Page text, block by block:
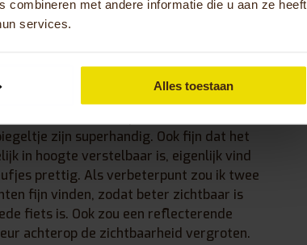
met andere informatie die u aan ze heeft
services.
Alles toestaan
over de fiets! De vering werkt goed,
zijn superhandig. Ook fijn dat het
in hoogte verstelbaar is, eigenlijk vind
prettig. Als verbeterpunt zou ik twee
fijn vinden, zodat beter zichtbaar is
fiets is. Ook zou een reflecterende
achterop de zichtbaarheid vergroten.